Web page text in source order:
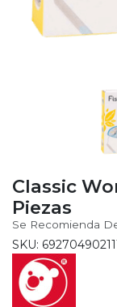
Classic
Piezas
Se Recomienda
SKU: